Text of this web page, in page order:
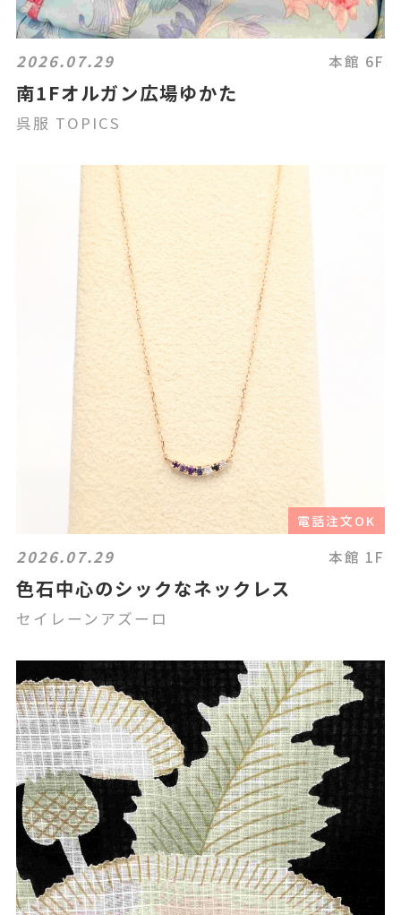
2026.07.29 本館 6F
南1Fオルガン広場ゆかた
呉服 TOPICS
電話注文OK
2026.07.29 本館 1F
色石中心のシックなネックレス
セイレーンアズーロ